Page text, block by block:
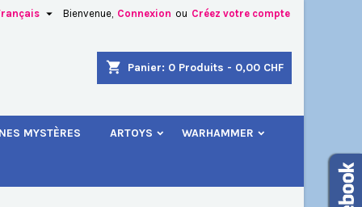
Bienvenue, Connexion ou Créez votre compte

shopping_cart Panier: 0 Produits - 0,00 CHF
MYSTÈRES ARTOYS WARHAMMER